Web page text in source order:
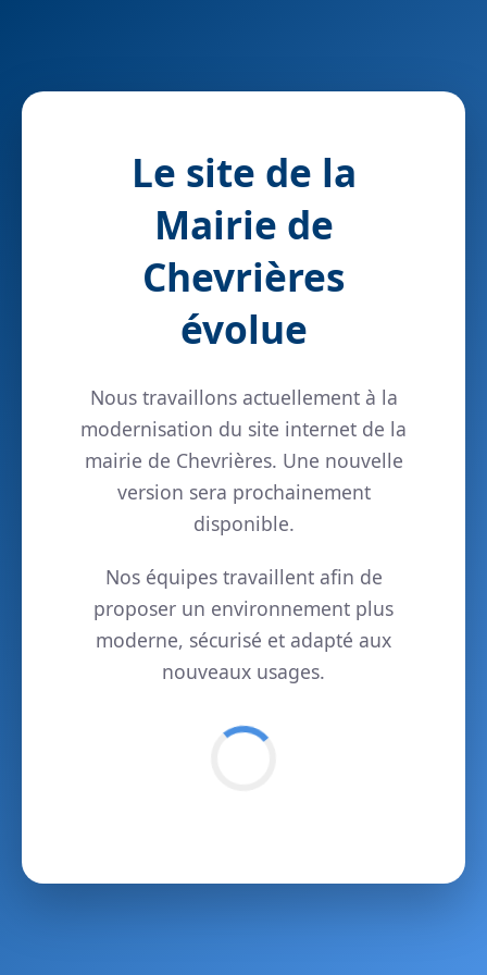
Le site de la
Mairie de
Chevrières
évolue
Nous travaillons actuellement à la
modernisation du site internet de la
mairie de Chevrières. Une nouvelle
version sera prochainement
disponible.
Nos équipes travaillent afin de
proposer un environnement plus
moderne, sécurisé et adapté aux
nouveaux usages.